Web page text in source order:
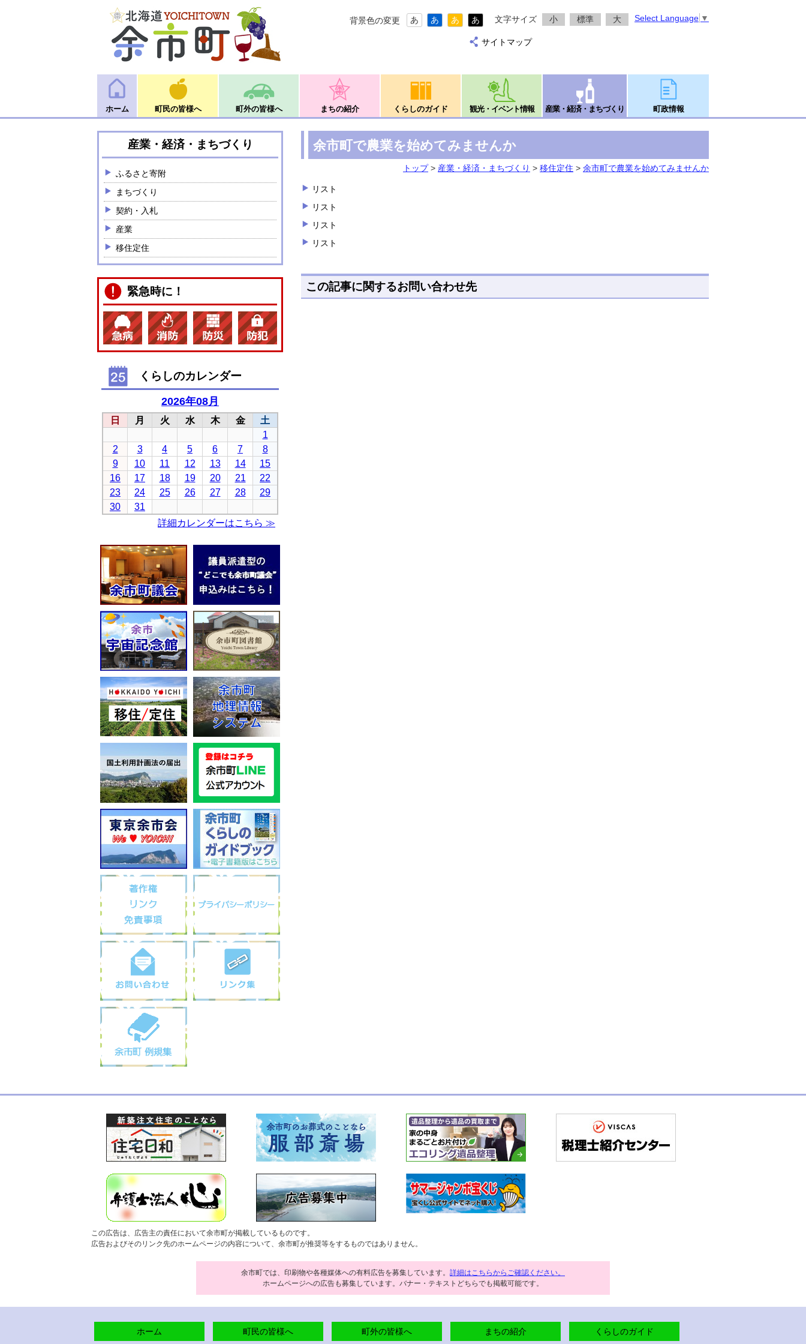
背景色の変更 あ あ あ あ 文字サイズ 小 標準 大 Select Language ▼
サイトマップ
ホーム 町民の皆様へ 町外の皆様へ まちの紹介 くらしのガイド 観光・イベント情報 産業・経済・まちづくり 町政情報
余市町で農業を始めてみませんか
トップ> 産業・経済・まちづくり > 移住定住 > 余市町で農業を始めてみませんか
リスト
リスト
リスト
リスト
この記事に関するお問い合わせ先
産業・経済・まちづくり
ふるさと寄附
まちづくり
契約・入札
産業
移住定住
緊急時に！
くらしのカレンダー
この広告は、広告主の責任において余市町が掲載しているものです。
広告およびそのリンク先のホームページの内容について、余市町が推奨等をするものではありません。
余市町では、印刷物や各種媒体への有料広告を募集しています。 詳細はこちらからご確認ください。
ホームページへの広告も募集しています。バナー・テキストどちらでも掲載可能です。
ホーム 町民の皆様へ 町外の皆様へ まちの紹介 くらしのガイド